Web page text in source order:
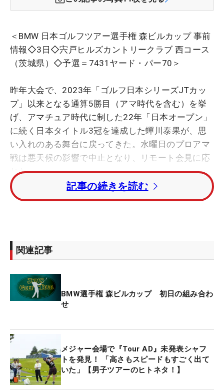
＜BMW 日本ゴルフツアー選手権 森ビルカップ 事前
情報◇3日◇宍戸ヒルズカントリークラブ 西コース
（茨城県）◇予選＝7431ヤード・パー70＞
昨年大会で、2023年「ゴルフ日本シリーズJTカッ
プ」以来となる通算5勝目（アマ時代を含む）を挙
げ、アマチュア時代に制した22年「日本オープン」
に続く日本タイトル3冠を達成した蟬川泰果が、思
い入れのある舞台に戻ってきた。水曜日のプロアマ
戦は悪天候の影響で中止となり、リモート会見に応
じた。
プロ転向した2022年から毎年1勝を挙げていたが、
は、左肋骨の疲労骨折を負った。復帰からわずか4
試合目での優勝は「絶望」からの復活だった。
「『今の自分の実力では優勝争いにはほど遠いな』
と前週まで感じていた。だけど、去年は1日目から
すごくいいスコアで飛び出して、最後もバーディ、
ど、本当に是が非でもこのメジャーで優勝したい気
持ちと、メジャーで優勝すると5年シードを得られ
ることがすごく脳裏にありながら、ガムシャラにプ
レーしていたのを覚えています」と振り返る。
記事の続きを読む
関連記事
BMW選手権 森ビルカップ 初日の組み合わ
せ
メジャー会場で『Tour AD』未発表シャフ
トを発見！ 「高さもスピードもすごく出て
いた」【男子ツアーのヒトネタ！】